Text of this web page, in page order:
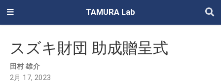
TAMURA Lab
スズキ財団 助成贈呈式
田村 雄介
2月 17, 2023